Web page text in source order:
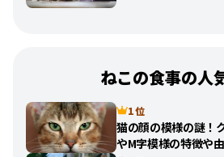
ねこの食事の人
1 位
猫の顔の模様の謎！
やM字模様の特徴や